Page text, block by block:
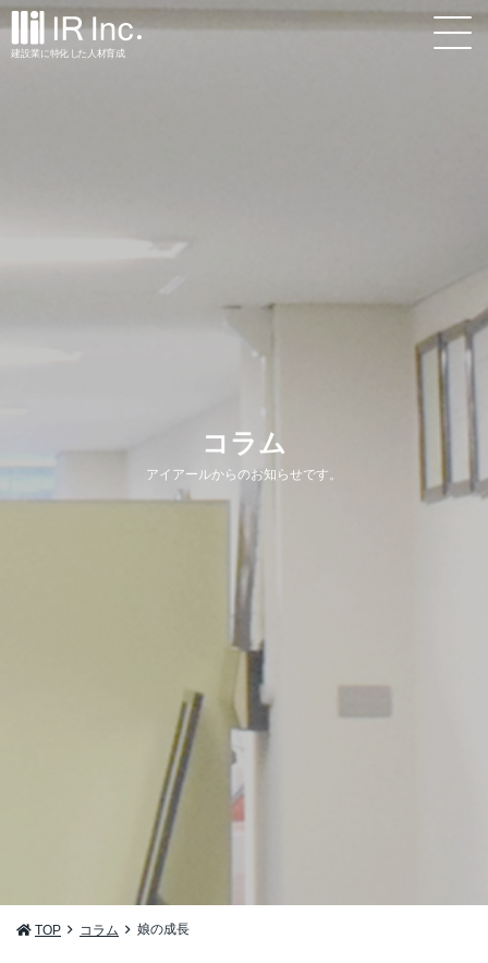
建設業に特化 した 人材育成
コラム
アイアールからのお知らせです。
TOP コラム 娘の成長